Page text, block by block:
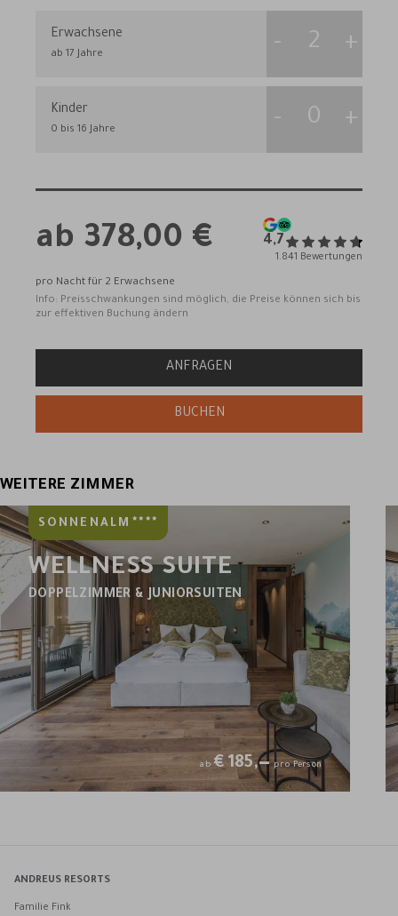
WEITERE ZIMMER
SONNENALM
WELLNESS SUITE
DOPPELZIMMER & JUNIORSUITEN
ab €185,—pro Person
ANDREUS RESORTS
Familie Fink